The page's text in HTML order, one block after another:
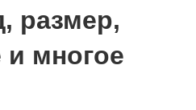
размер,
и многое